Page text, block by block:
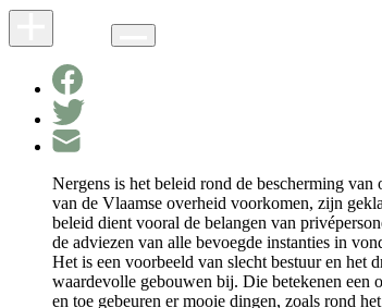
Nergens is het beleid rond de bescherming
van de Vlaamse overheid voorkomen, zijn
beleid dient vooral de belangen van
de adviezen van alle bevoegde instanties in
Het is een voorbeeld van slecht bestuur en het
waardevolle gebouwen bij. Die betekenen een
en toe gebeuren er mooie dingen, zoals rond